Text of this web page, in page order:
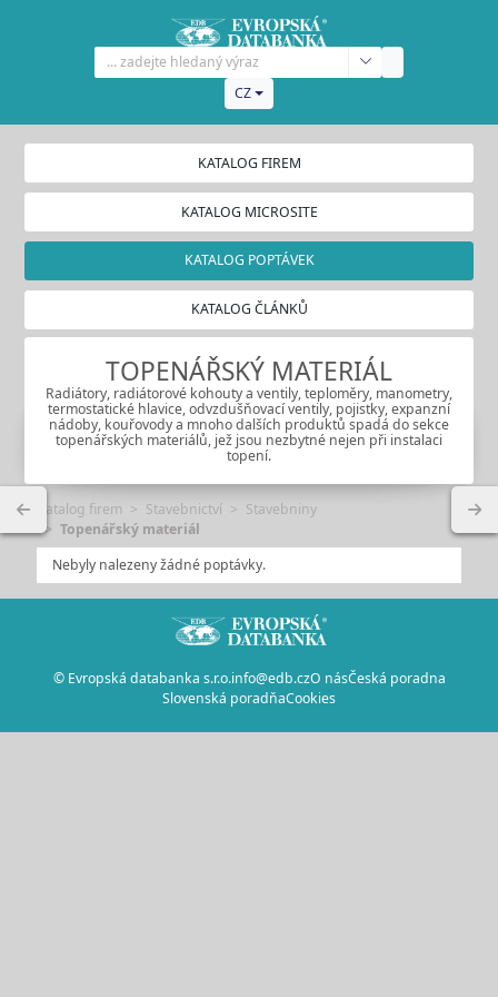
CZ
KATALOG FIREM
KATALOG MICROSITE
KATALOG POPTÁVEK
KATALOG ČLÁNKŮ
TOPENÁŘSKÝ MATERIÁL
Radiátory, radiátorové kohouty a ventily, teploměry, manometry,
termostatické hlavice, odvzdušňovací ventily, pojistky, expanzní
nádoby, kouřovody a mnoho dalších produktů spadá do sekce
topenářských materiálů, jež jsou nezbytné nejen při instalaci
topení.
Katalog firem Stavebnictví
Stavebniny
Topenářský materiál
Nebyly nalezeny žádné poptávky.
© Evropská databanka s.r.o.info@edb.czO násČeská poradna
Slovenská poradňaCookies